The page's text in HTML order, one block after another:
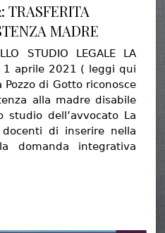
TRASFERITA
MADRE
STUDIO LEGALE LA
1 aprile 2021 ( leggi qui
di Gotto riconosce
alla madre disabile
studio dell’avvocato La
di inserire nella
domanda integrativa